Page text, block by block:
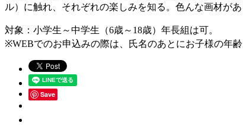
ル）に触れ、それぞれの楽しみを知る。色んな画材が
対象：小学生～中学生（6歳～18歳）年長組は可。
※WEBでのお申込みの際は、氏名のあとにお子様の年齢
Save